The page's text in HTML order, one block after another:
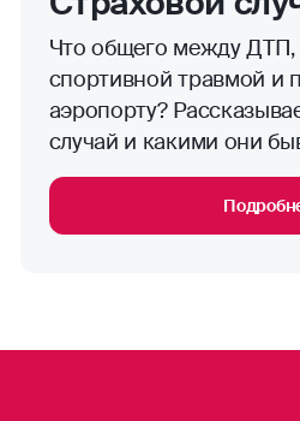
Что общего между
спортивной травмой и
аэропорту?
случай и какими они